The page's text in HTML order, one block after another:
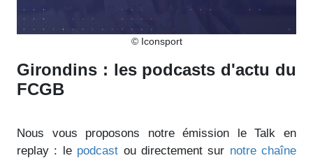
© Iconsport
Girondins : les podcasts d'actu du
FCGB
Nous vous proposons notre émission le Talk en
replay : le podcast ou directement sur notre chaîne